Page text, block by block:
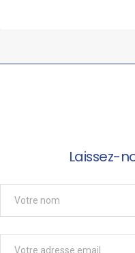
Laissez-